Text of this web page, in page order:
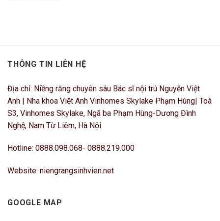
THÔNG TIN LIÊN HỆ
Địa chỉ: Niềng răng chuyên sâu Bác sĩ nội trú Nguyễn Việt
Anh | Nha khoa Việt Anh Vinhomes Skylake Phạm Hùng| Toà
S3, Vinhomes Skylake, Ngã ba Phạm Hùng-Dương Đình
Nghệ, Nam Từ Liêm, Hà Nội
Hotline: 0888.098.068- 0888.219.000
Website: niengrangsinhvien.net
GOOGLE MAP